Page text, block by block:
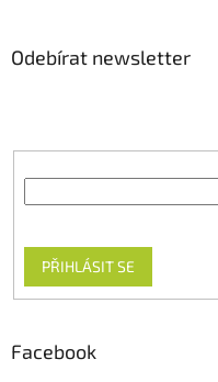
Odebírat newsletter
PŘIHLÁSIT SE
Facebook